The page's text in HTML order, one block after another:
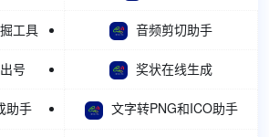
工具 音频剪切助手
号 奖状在线生成
助手 文字转PNG和ICO助手